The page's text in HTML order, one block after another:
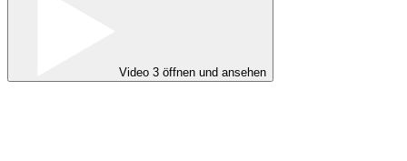
Video 3 öffnen und ansehen